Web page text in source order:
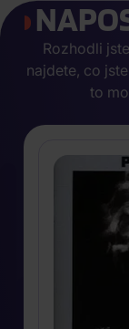
Rozhodli
najdete, co
to